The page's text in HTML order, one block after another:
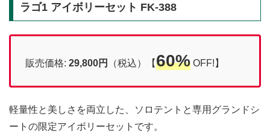
ラゴ1 アイボリーセット FK-388
販売価格: 29,800円 （税込）【60% OFF!】
軽量性と美しさを両立した、ソロテントと専用グランドシ
ートの限定アイボリーセットです。